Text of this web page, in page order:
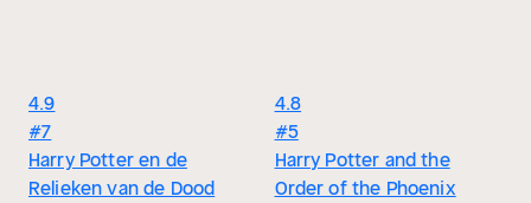
4.9
#7
Harry Potter en de
Relieken van de Dood
4.8
#5
Harry Potter and the
Order of the Phoenix